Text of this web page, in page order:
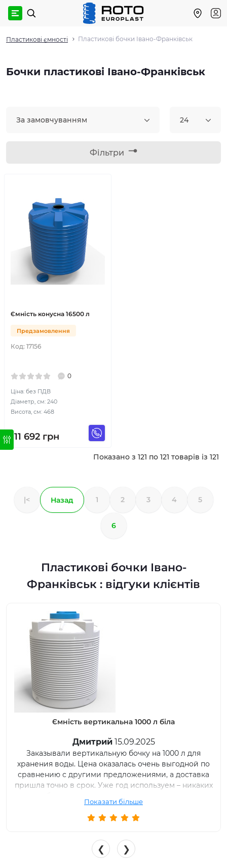
Пластикові ємності Пластикові бочки Івано-Франківськ
Бочки пластикові Івано-Франківськ
За замовчуванням 24
Фільтри
Ємність конусна 16500 л
Код: 17156
Предзамовлення
0
Ціна: без ПДВ
Діаметр, см: 240
Висота, см: 468
111 692 грн
Показано з 121 по 121 товарів із 121
|< Назад 1 2 3 4 5
6
Пластикові бочки Івано-
Франківськ : відгуки клієнтів
Ємність вертикальна 1000 л біла
Дмитрий15.09.2025
Заказывали вертикальную бочку на 1000 л для
хранения воды. Цена оказалась очень выгодной по
сравнению с другими предложениями, а доставка
пришла точно в срок. Уже год используем – никаких
Отдельно радует, что есть гарантия от
производителя.
Показати більше
❮ ❯